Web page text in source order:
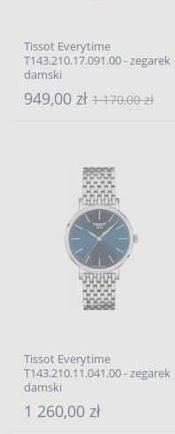
Tissot Everytime
T143.210.17.091.00 - zegarek
damski
949,00 zł 1 170,00 zł
Tissot Everytime
T143.210.11.041.00 - zegarek
damski
1 260,00 zł